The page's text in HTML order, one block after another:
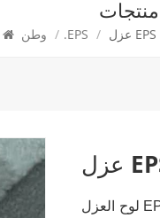
منتجات
/ .EPS /
لوح العزل EPS مصنوع من جزيئات البوليسترين (EPS) كمواد خام، بعد التسخين المسبق للرغوة